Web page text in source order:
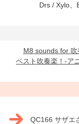
Drs / Xylo、
M8 sounds for 吹
ベスト吹奏楽！-ア
QC166 サザエ